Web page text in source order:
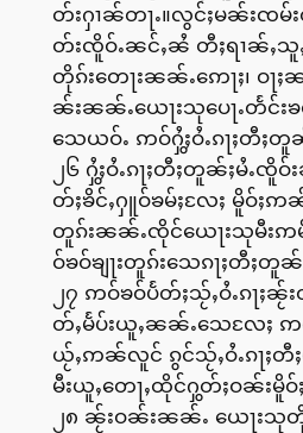
တ်းႁၢၼ်တႃႉ။လွင်ႈမၼ်းၸမ်း
တ်းၸိူဝ်ႉၼင်ႇၼႆ တီႈရၢၼ်ႇ
တိုၵ်းတေႃးၼၼ်ႉဢေႃႈ၊ ဝႃ
ၼ်းၼၼ်ႉယေႃးသုပေႃႉတႅင်း
သေယဝ်ႉ ဢဝ်ႁွႆႈဝႆႉၵႃႈတီႈတူ
၂၆ ႁွႆႈဝႆႉၵႃႈတီႈတူၼ်ႈမႆႉၸိူ
တ်ႈၶိင်ႇႁူဝ်ၶမ်ႈလႄႈ မိူဝ်ႈဢ
တူၵ်းၼၼ်ႉၸိုင်ယေႃးသုမီး
ဝ်ၶဝ်ၶျႃးတူၵ်းသေၵႃႈတီႈတူ
၂၇ ဢဝ်ၶဝ်ပႅတ်ႈသႂ်ႇဝႆႉၵႃႈ
တ်ႇမႅပ်းယူႇၼၼ်ႉသေလႄႈ
ယႂ်ႇဢၼ်လူင် ၵွင်သႂ်ႇဝႆႉၵႃႈတီ
မီးယူႇတေႃႇထိုင်ႁွတ်ႈဝၼ်းမိူဝ်
၂၈ ၼႂ်းဝၼ်းၼၼ်ႉ ယေႃးသုတို